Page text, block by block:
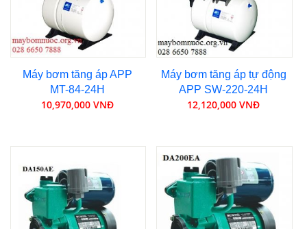
Máy bơm tăng áp APP
MT-84-24H
10,970,000 VNĐ
Máy bơm tăng áp tự động
APP SW-220-24H
12,120,000 VNĐ